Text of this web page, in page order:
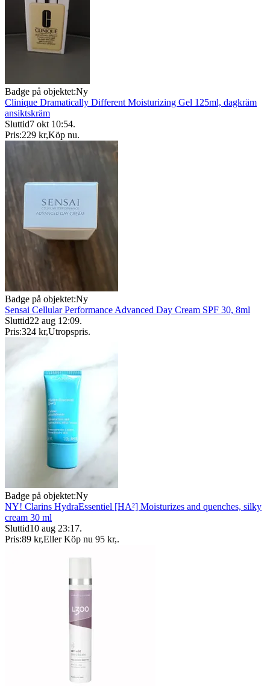
Badge på objektet:Ny
Clinique Dramatically Different Moisturizing Gel 125ml, dagkräm
ansiktskräm
Sluttid7 okt 10:54.
Pris:229 kr,Köp nu.
Badge på objektet:Ny
Sensai Cellular Performance Advanced Day Cream SPF 30, 8ml
Sluttid22 aug 12:09.
Pris:324 kr,Utropspris.
Badge på objektet:Ny
NY! Clarins HydraEssentiel [HA²] Moisturizes and quenches, silky
cream 30 ml
Sluttid10 aug 23:17.
Pris:89 kr,Eller Köp nu 95 kr,.